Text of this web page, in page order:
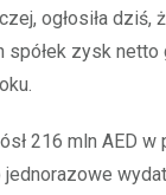
ogłosiła dziś,
zysk netto
216 mln AED